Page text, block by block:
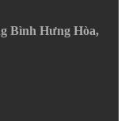
Bình Hưng Hòa,